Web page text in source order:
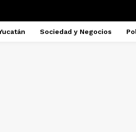
Sociedad y Negocios